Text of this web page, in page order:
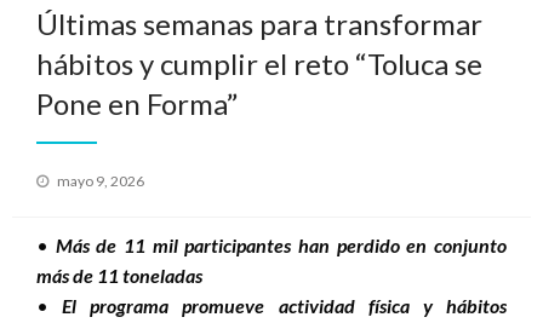
Últimas semanas para transformar
hábitos y cumplir el reto “Toluca se
Pone en Forma”
Publicado
mayo 9, 2026
• Más de 11 mil participantes han perdido en conjunto
más de 11 toneladas
•El programa promueve actividad física y hábitos